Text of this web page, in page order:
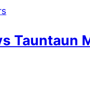
Tauntaun